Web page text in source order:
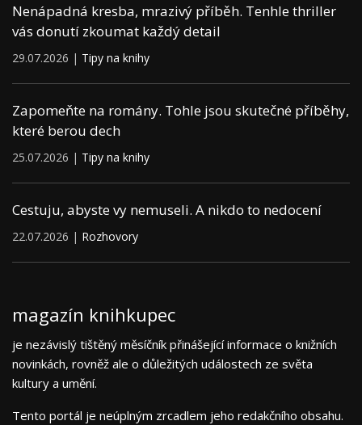
Nenápadná kresba, mrazivý příběh. Tenhle thriller
vás donutí zkoumat každý detail
29.07.2026 | Tipy na knihy
Zapomeňte na romány. Tohle jsou skutečné příběhy,
které berou dech
25.07.2026 | Tipy na knihy
Cestuju, abyste vy nemuseli. A nikdo to nedocení
22.07.2026 | Rozhovory
magazín knihkupec
je nezávislý tištěný měsíčník přinášející informace o knižních
novinkách, rovněž ale o důležitých událostech ze světa
kultury a umění.
Tento portál je neúplným zrcadlem jeho redakčního obsahu.